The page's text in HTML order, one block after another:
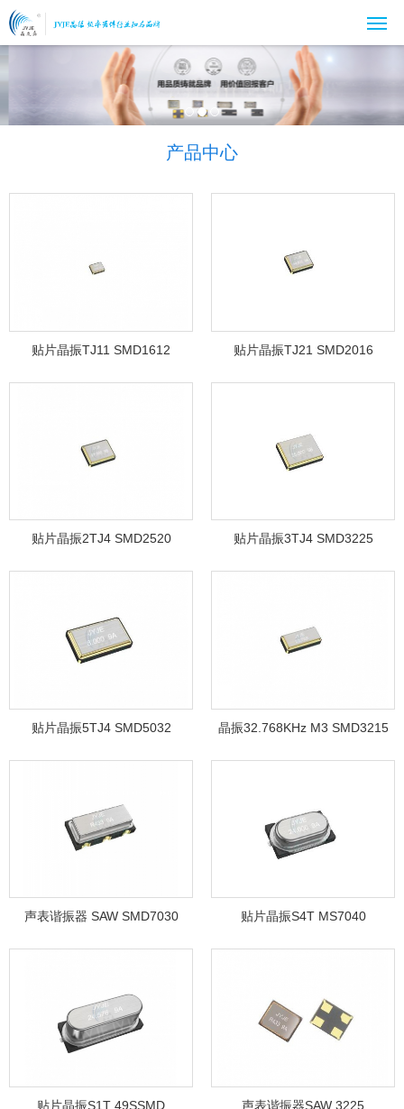
产品中心
贴片晶振TJ11 SMD1612 贴片晶振TJ21 SMD2016
贴片晶振2TJ4 SMD2520 贴片晶振3TJ4 SMD3225
贴片晶振5TJ4 SMD5032 晶振32.768KHz M3 SMD3215
声表谐振器 SAW SMD7030 贴片晶振S4T MS7040
贴片晶振S1T 49SSMD 声表谐振器SAW 3225